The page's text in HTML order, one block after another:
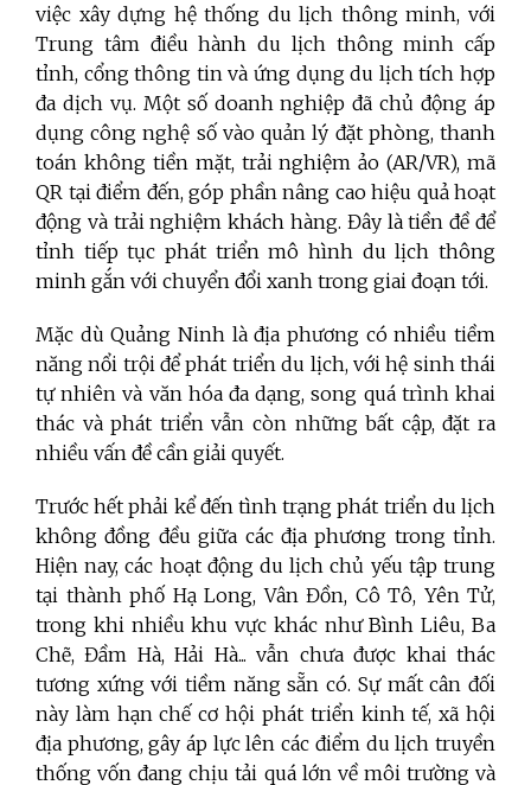
việc xây dựng hệ thống du lịch thông minh, với
Trung tâm điều hành du lịch thông minh cấp
tỉnh, cổng thông tin và ứng dụng du lịch tích hợp
đa dịch vụ. Một số doanh nghiệp đã chủ động áp
dụng công nghệ số vào quản lý đặt phòng, thanh
toán không tiền mặt, trải nghiệm ảo (AR/VR), mã
QR tại điểm đến, góp phần nâng cao hiệu quả hoạt
động và trải nghiệm khách hàng. Đây là tiền đề để
tỉnh tiếp tục phát triển mô hình du lịch thông
minh gắn với chuyển đổi xanh trong giai đoạn tới.
Mặc dù Quảng Ninh là địa phương có nhiều tiềm
năng nổi trội để phát triển du lịch, với hệ sinh thái
tự nhiên và văn hóa đa dạng, song quá trình khai
thác và phát triển vẫn còn những bất cập, đặt ra
nhiều vấn đề cần giải quyết.
Trước hết phải kể đến tình trạng phát triển du lịch
không đồng đều giữa các địa phương trong tỉnh.
Hiện nay, các hoạt động du lịch chủ yếu tập trung
tại thành phố Hạ Long, Vân Đồn, Cô Tô, Yên Tử,
trong khi nhiều khu vực khác như Bình Liêu, Ba
Chẽ, Đầm Hà, Hải Hà... vẫn chưa được khai thác
tương xứng với tiềm năng sẵn có. Sự mất cân đối
này làm hạn chế cơ hội phát triển kinh tế, xã hội
địa phương, gây áp lực lên các điểm du lịch truyền
thống vốn đang chịu tải quá lớn về môi trường và